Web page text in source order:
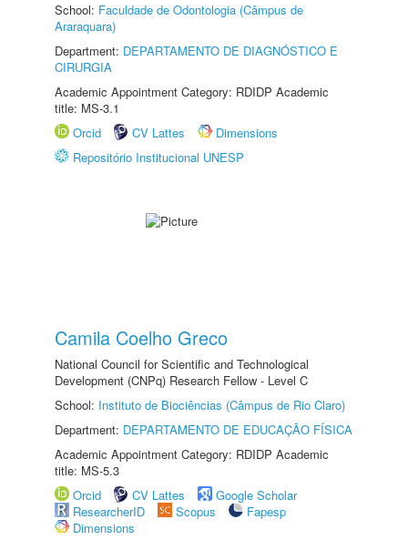
School: Faculdade de Odontologia (Câmpus de
Araraquara)
Department: DEPARTAMENTO DE DIAGNÓSTICO E
CIRURGIA
Academic Appointment Category: RDIDP Academic
title: MS-3.1
Orcid
CV Lattes
Dimensions
Repositório Institucional UNESP
Camila Coelho Greco
National Council for Scientific and Technological
Development (CNPq) Research Fellow - Level C
School: Instituto de Biociências (Câmpus de Rio Claro)
Department: DEPARTAMENTO DE EDUCAÇÃO FÍSICA
Academic Appointment Category: RDIDP Academic
title: MS-5.3
Orcid
CV Lattes
Google Scholar
ResearcherID
Scopus
Fapesp
Dimensions